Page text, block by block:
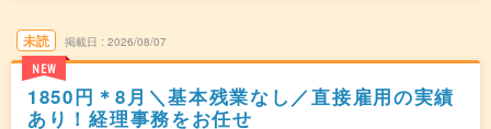
未読
NEW
掲載日 2026/08/07
1850円＊8月＼基本残業なし／直接雇用の実績
あり！経理事務をお任せ